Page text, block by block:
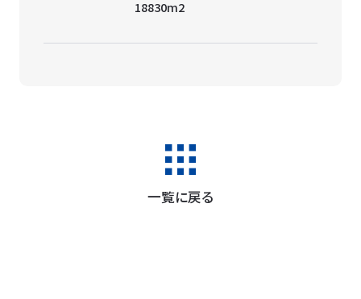
18830m2
一覧に戻る